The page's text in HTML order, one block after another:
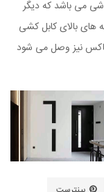
می باشد که دیگر
های بالای کابل کشی
به مارک کوماکس نیز وصل می شود